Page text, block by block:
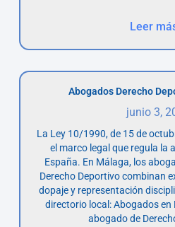
Leer
Abogados Derecho
junio 3,
La Ley 10/1990, de 15 de
el marco legal que regula la
España. En Málaga, los
Derecho Deportivo combinan
dopaje y representación
directorio local: Abogados en
abogado de